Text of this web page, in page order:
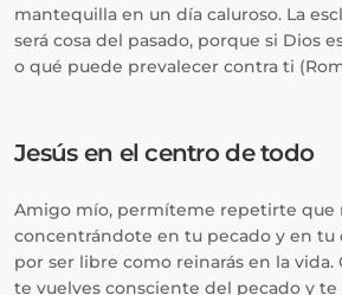
mantequilla en un día caluroso. La
será cosa del pasado, porque si Dios
o qué puede prevalecer contra ti
Jesús en el centro de todo
Amigo mío, permíteme repetirte que
concentrándote en tu pecado y en tu
por ser libre como reinarás en la vida.
te vuelves consciente del pecado y